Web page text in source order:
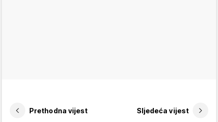
Prethodna vijest Sljedeća vijest